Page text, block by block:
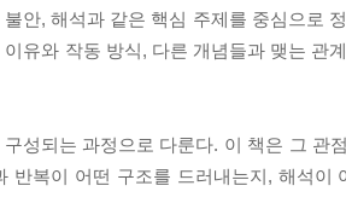
안, 해석과 같은 핵심 주제를 중심으로
유와 작동 방식, 다른 개념들과 맺는 관
성되는 과정으로 다룬다. 이 책은 그 관
복이 어떤 구조를 드러내는지, 해석이